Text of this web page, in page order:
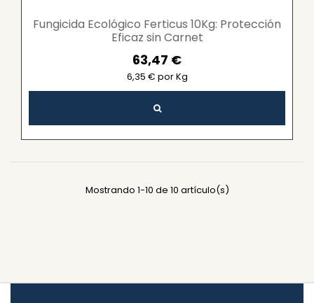
Fungicida Ecológico Ferticus 10Kg: Protección
Eficaz sin Carnet
63,47 €
6,35 € por Kg
Mostrando 1-10 de 10 artículo(s)